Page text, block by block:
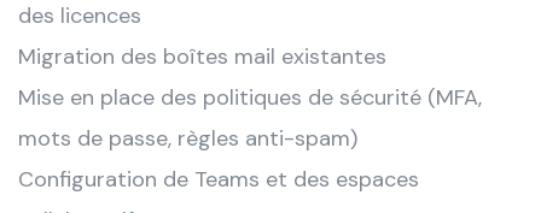
des licences
Migration des boîtes mail existantes
Mise en place des politiques de sécurité (MFA,
mots de passe, règles anti-spam)
Configuration de Teams et des espaces